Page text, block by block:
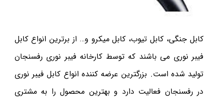
کابل جنگی، کابل تیوب، کابل میکرو و… از برترین انواع کابل
فیبر نوری می باشند که توسط کارخانه فیبر نوری رفسنجان
تولید شده است. بزرگترین عرضه کننده انواع کابل فیبر نوری
در رفسنجان فعالیت دارد و بهترین محصول را به مشتری